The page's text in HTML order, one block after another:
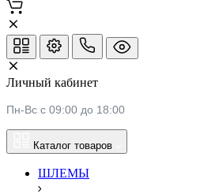
Личный кабинет
Пн-Вс с 09:00 до 18:00
Каталог товаров
ШЛЕМЫ